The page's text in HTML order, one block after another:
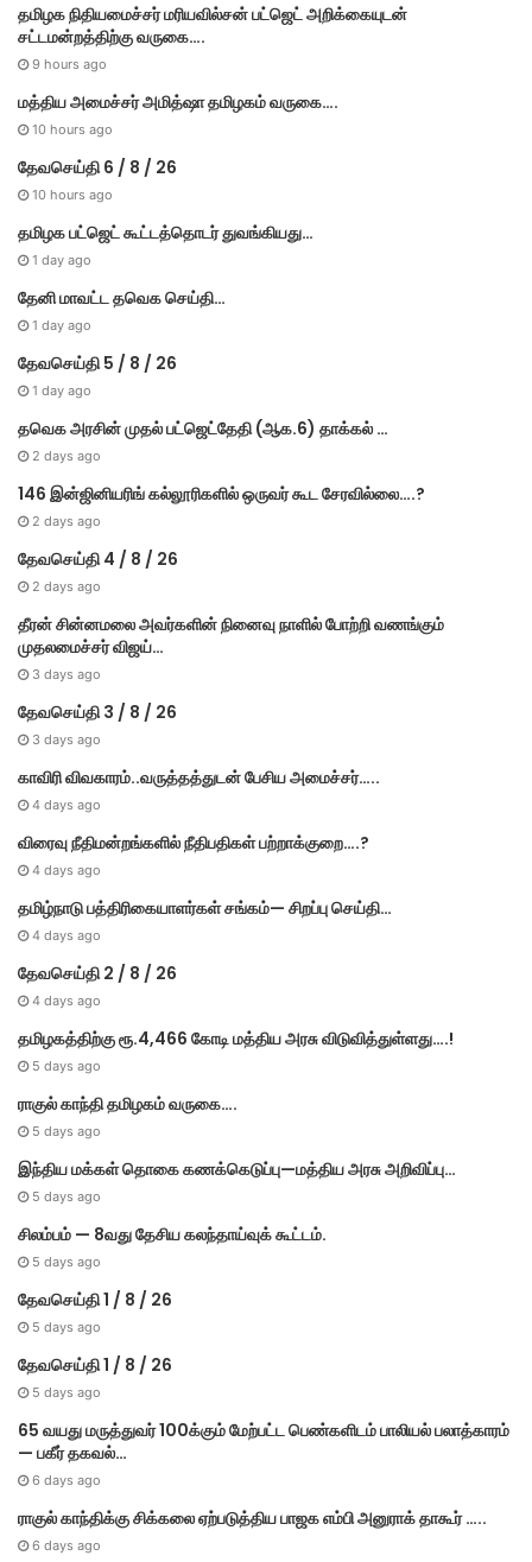
i
e
s
தமி​ழ​க நிதியமைச்சர் மரியவில்சன் பட்ஜெட் அறிக்கையுடன்
சட்டமன்றத்திற்கு வருகை….
9 hours ago
மத்திய அமைச்சர் அமித்ஷா தமிழகம் வருகை….
10 hours ago
தேவசெய்தி 6 / 8 / 26
10 hours ago
தமிழக பட்ஜெட் கூட்டத்தொடர் துவங்கியது…
1 day ago
தேனி மாவட்ட தவெக செய்தி…
1 day ago
தேவசெய்தி 5 / 8 / 26
1 day ago
தவெக அரசின் முதல் பட்​ஜெட்தேதி (ஆக.6) தாக்​கல் …
2 days ago
146 இன்ஜினியரிங் கல்லூரிகளில் ஒருவர் கூட சேரவில்லை….?
2 days ago
தேவசெய்தி 4 / 8 / 26
2 days ago
தீரன் சின்னமலை அவர்களின் நினைவு நாளில் போற்றி வணங்கும்
முதலமைச்சர் விஜய்…
3 days ago
தேவசெய்தி 3 / 8 / 26
3 days ago
காவிரி விவகாரம்..வருத்தத்துடன் பேசிய அமைச்சர்…..
4 days ago
விரைவு நீதிமன்றங்களில் நீதிபதிகள் பற்றாக்குறை….?
4 days ago
தமிழ்நாடு பத்திரிகையாளர்கள் சங்கம்— சிறப்பு செய்தி…
4 days ago
தேவசெய்தி 2 / 8 / 26
4 days ago
தமிழகத்திற்கு ரூ.4,466 கோடி மத்திய அரசு விடுவித்துள்ளது….!
5 days ago
ராகுல் காந்தி தமிழகம் வருகை….
5 days ago
இந்திய மக்கள் தொகை கணக்கெடுப்பு—மத்திய அரசு அறிவிப்பு…
5 days ago
சிலம்பம் — 8வது தேசிய கலந்தாய்வுக் கூட்டம்.
5 days ago
தேவசெய்தி 1 / 8 / 26
5 days ago
தேவசெய்தி 1 / 8 / 26
5 days ago
65 வயது மருத்துவர் 100க்கும் மேற்பட்ட பெண்களிடம் பாலியல் பலாத்காரம்
— பகீர் தகவல்…
6 days ago
ராகுல் காந்திக்கு சிக்கலை ஏற்படுத்திய பாஜக எம்பி அனுராக் தாகூர் …..
6 days ago